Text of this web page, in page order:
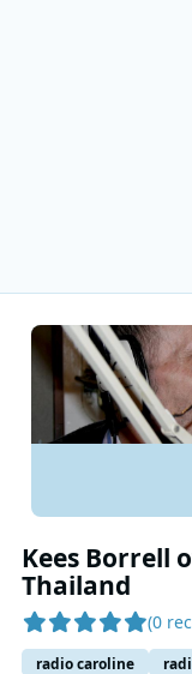
Kees Borrell
Thailand
(0
radio caroline